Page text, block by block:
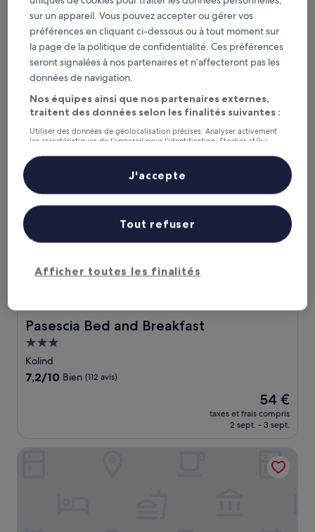
Molskroen
Molskroen
Hébergement
3.0 étoiles
Lyngsbæk Strand
8.8
10,
Excellent,
(212 avis)
8,8/10 Excellent (212 avis)
Le
nouveau
est
277 €
taxes et frais compris
10 août - 11 août
Pasescia Bed and Breakfast
Pasescia Bed and Breakfast
Hébergement
3.0 étoiles
Kolind
7.2
7,2/10 Bien (112 avis)
Le
nouveau
prix
de
54 €
54 €
taxes et frais compris
2 sept. - 3 sept.
Pasescia Bed and Breakfast
sur un appareil. Vous pouvez accepter ou gérer vos
préférences en cliquant ci-dessous ou à tout moment sur
la page de la politique de confidentialité. Ces préférences
seront signalées à nos partenaires et n’affecteront pas les
données de navigation.
Nos équipes ainsi que nos partenaires externes,
traitent des données selon les finalités suivantes :
Utiliser des données de géolocalisation précises. Analyser activement
les caractéristiques de l’appareil pour l’identification. Stocker et/ou
personnalisés, mesure de performance des publicités et du contenu,
études d’audience et développement de services.
Liste de nos partenaires (fournisseurs)
Afficher toutes les finalités
Tout refuser
J'accepte